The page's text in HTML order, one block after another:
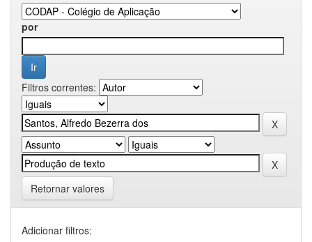
por
Filtros correntes:
Retornar valores
Adicionar filtros: